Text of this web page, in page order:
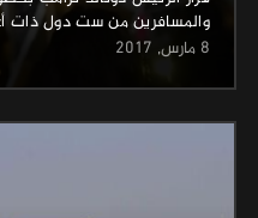
والمسافرين من ست دول ذات
8 مارس, 2017